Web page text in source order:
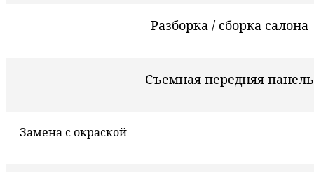
Разборка / сборка салона
Съемная передняя панель
Замена с окраской